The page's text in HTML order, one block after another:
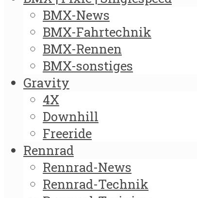
BMX-News
BMX-Fahrtechnik
BMX-Rennen
BMX-sonstiges
Gravity
4X
Downhill
Freeride
Rennrad
Rennrad-News
Rennrad-Technik